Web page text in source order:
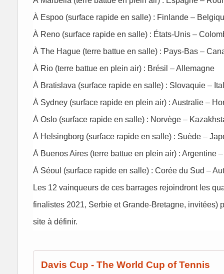
À Espoo (surface rapide en salle) : Finlande –
À Reno (surface rapide en salle) : États-Unis –
À The Hague (terre battue en salle) : Pays-Bas –
À Rio (terre battue en plein air) : Brésil – Allemagne
À Bratislava (surface rapide en salle) : Slovaquie –
À Sydney (surface rapide en plein air) : Australie –
À Oslo (surface rapide en salle) : Norvège –
À Helsingborg (surface rapide en salle) : Suède –
À Buenos Aires (terre battue en plein air) : Argentine
À Séoul (surface rapide en salle) : Corée du Sud –
Les 12 vainqueurs de ces barrages rejoindront les
finalistes 2021, Serbie et Grande-Bretagne, invitées)
site à définir.
Davis Cup - The World Cup of Tennis